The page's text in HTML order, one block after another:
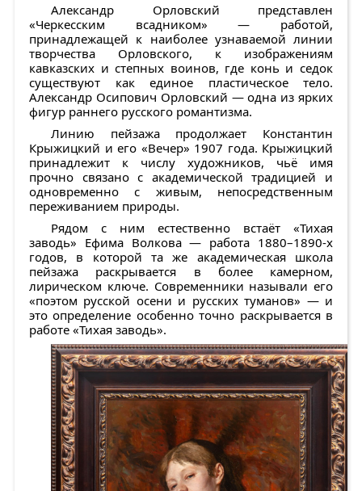
Александр Орловский представлен
«Черкесским всадником» — работой,
принадлежащей к наиболее узнаваемой линии
творчества Орловского, к изображениям
кавказских и степных воинов, где конь и седок
существуют как единое пластическое тело.
Александр Осипович Орловский — одна из ярких
фигур раннего русского романтизма.
Линию пейзажа продолжает Константин
Крыжицкий и его «Вечер» 1907 года. Крыжицкий
принадлежит к числу художников, чьё имя
прочно связано с академической традицией и
одновременно с живым, непосредственным
переживанием природы.
Рядом с ним естественно встаёт «Тихая
заводь» Ефима Волкова— работа 1880–1890-х
годов, в которой та же академическая школа
пейзажа раскрывается в более камерном,
лирическом ключе. Современники называли его
«поэтом русской осени и русских туманов» — и
это определение особенно точно раскрывается в
работе «Тихая заводь».